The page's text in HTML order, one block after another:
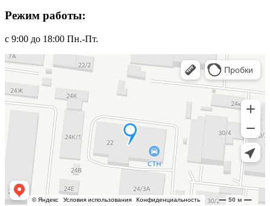
Режим работы:
с 9:00 до 18:00 Пн.-Пт.